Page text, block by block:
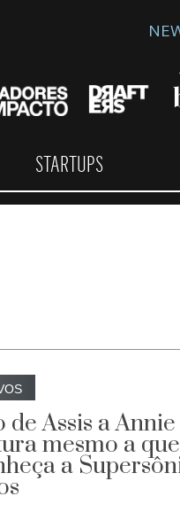
STARTUPS
Assis a
mesmo a
a